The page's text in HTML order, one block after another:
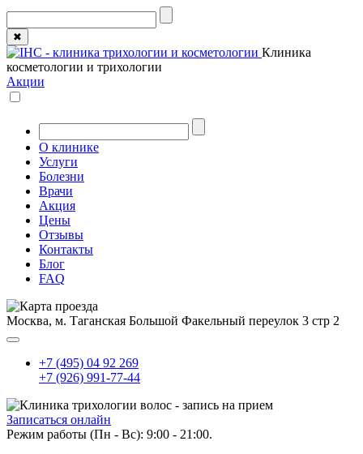
✖
Клиника
косметологии и трихологии
Акции
О клинике
Услуги
Болезни
Врачи
Акция
Цены
Отзывы
Контакты
Блог
FAQ
Москва, м. Таганская Большой Факельный переулок 3 стр 2
+7 (495) 04 92 269
+7 (926) 991-77-44
Записаться онлайн
Режим работы (Пн - Вс): 9:00 - 21:00.